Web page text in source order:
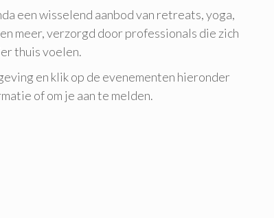
een wisselend aanbod van retreats, yoga,
meer, verzorgd door professionals die zich
thuis voelen.
en klik op de evenementen hieronder
of om je aan te melden.